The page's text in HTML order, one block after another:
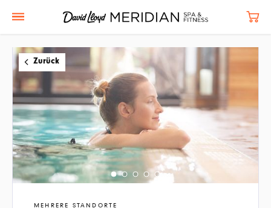
Zurück
MEHRERE STANDORTE